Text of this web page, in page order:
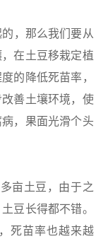
，那么我们要从
在土豆移栽定植
的降低死苗率，
善土壤环境，使
，果面光滑个头
亩土豆，由于之
豆长得都不错。
死苗率也越来越